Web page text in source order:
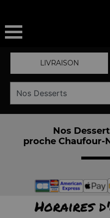
LIVRAISON
Nos
proche Chaufour-
Horaires